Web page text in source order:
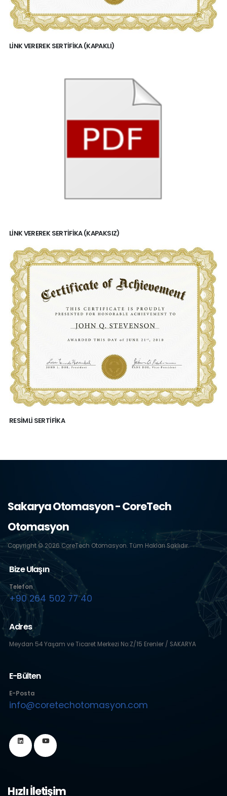
LINK VEREREK SERTIFIKA (KAPAKLI)
LINK VEREREK SERTIFIKA (KAPAKSIZ)
RESIMLI SERTIFIKA
Sakarya Otomasyon - CoreTech
Otomasyon
Copyright © 2026 CoreTech Otomasyon. Tüm Hakları Saklıdır.
Bize Ulaşın
Telefon
+90 264 502 77 40
Adres
Meydan 54 Yaşam ve Ticaret Merkezi No:Z/15 Erenler / SAKARYA
E-Bülten
E-Posta
info@coretechotomasyon.com
Hızlı İletişim